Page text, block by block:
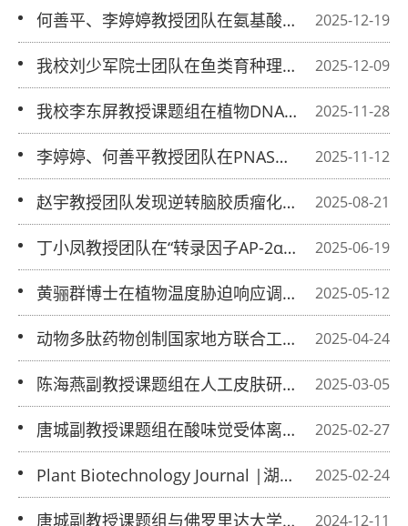
衡机制
感知与肿瘤代谢研究领域取得新进展 ​ 2025-12-19
何善平、李婷婷教授团队在氨基酸感知
与肿瘤代谢研究领域取得新进展 2025-12-09
我校刘少军院士团队在鱼类育种理论和
技术方面取得创新性成绩 2025-11-28
我校李东屏教授课题组在植物DNA损伤
修复领域取得新进展 2025-11-12
李婷婷、何善平教授团队在PNAS上发
表研究成果：病毒劫持细胞“能量哨
兵”，助推恶性淋巴瘤生长
2025-08-21
赵宇教授团队发现逆转脑胶质瘤化疗抵
抗新靶点 2025-06-19
丁小凤教授团队在“转录因子AP-2α通过
调控脂质代谢和炎症反应抑制肝细胞癌
发生发展”研究中的新进展
2025-05-12
黄骊群博士在植物温度胁迫响应调控机
制方面的研究取得新进展 2025-04-24
动物多肽药物创制国家地方联合工程实
验室在钠通道多肽毒素领域取得突破 2025-03-05
陈海燕副教授课题组在人工皮肤研究方
向取得新进展 2025-02-27
唐城副教授课题组在酸味觉受体离子通
道OTOP1研究方向取得重要进展 2025-02-24
Plant Biotechnology Journal |湖南师
大田连福博士课题组揭示水稻叶片发育 2024-12-11
唐城副教授课题组与佛罗里达大学合